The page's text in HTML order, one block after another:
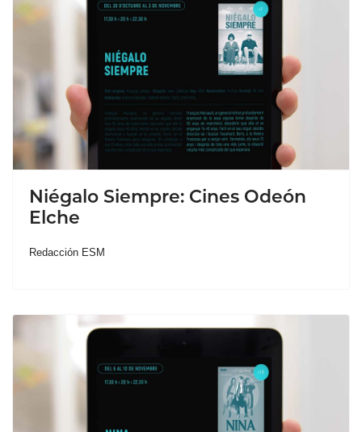
Niégalo Siempre: Cines Odeón
Elche
Redacción ESM